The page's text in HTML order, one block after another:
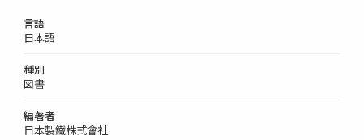
言語
日本語
種別
図書
編著者
日本製鐵株式會社